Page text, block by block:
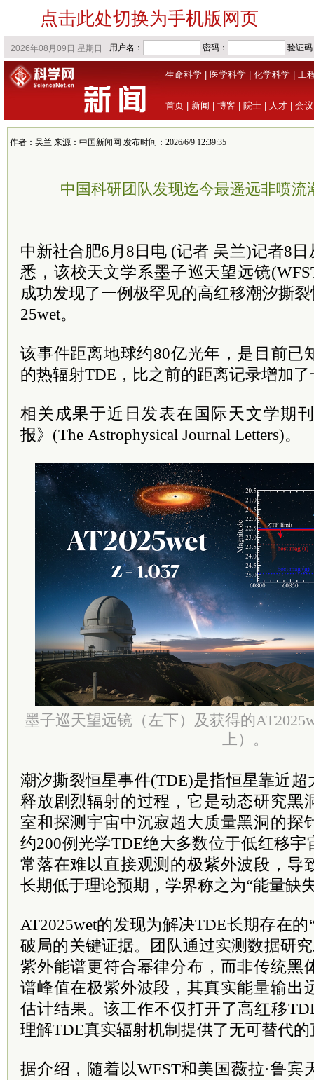
点击此处切换为手机版网页
生命科学 医学科学 化学科学 工
首页 新闻 博客 院士 人才 会议
作者：吴兰 来源：中国新闻网 发布时间：2026/6/9 12:39:35
中国科研团队发现迄今最遥远非喷流
中新社合肥6月8日电 (记者 吴兰)记者8
悉，该校天文学系墨子巡天望远镜
成功发现了一例极罕见的高红移潮汐撕
25wet。
该事件距离地球约80亿光年，是目前已
的热辐射TDE，比之前的距离记录增加
相关成果于近日发表在国际天文学期
报》(The Astrophysical Journal Letters)。
墨子巡天望远镜（左下）及获得的
上）。
潮汐撕裂恒星事件(TDE)是指恒星靠近
释放剧烈辐射的过程，它是动态研究黑
室和探测宇宙中沉寂超大质量黑洞的探
约200例光学TDE绝大多数位于低红移
常落在难以直接观测的极紫外波段，导
长期低于理论预期，学界称之为“能量缺
AT2025wet的发现为解决TDE长期存在
破局的关键证据。团队通过实测数据研
紫外能谱更符合幂律分布，而非传统黑
谱峰值在极紫外波段，其真实能量输出
估计结果。该工作不仅打开了高红移
理解TDE真实辐射机制提供了无可替代
据介绍，随着以WFST和美国薇拉·鲁宾